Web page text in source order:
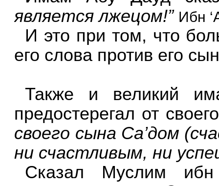
является лжецом!” Ибн
И это при том, что
его слова против его
Также и великий
предостерегал от
своего сына Са’дом
ни счастливым, ни
Сказал Муслим